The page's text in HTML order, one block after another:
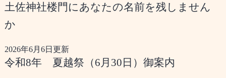
土佐神社楼門にあなたの名前を残しません
か
2026年6月6日更新
令和8年 夏越祭（6月30日）御案内